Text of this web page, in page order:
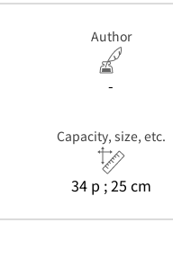
Author
-
Capacity, size, etc.
34 p ; 25 cm